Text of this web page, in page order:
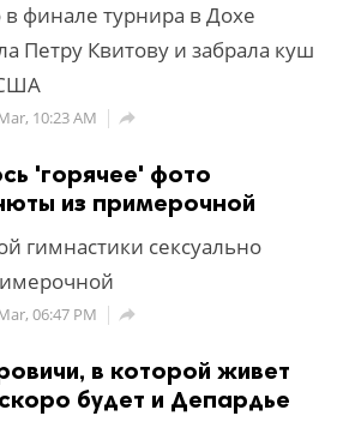
финале турнира в Дохе
Петру Квитову и забрала куш
10:23 AM 
'горячее' фото
из примерочной
гимнастики сексуально
06:47 PM 
в которой живет
будет и Депардье